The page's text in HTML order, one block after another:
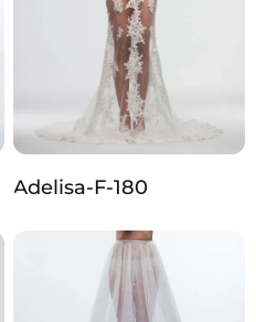
Adelisa-F-180